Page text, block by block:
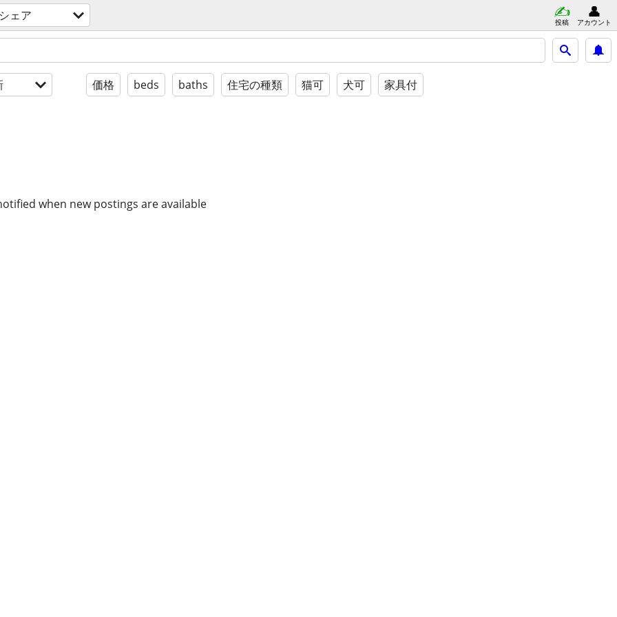
ェア 投稿 アカウント
価格 beds baths 住宅の種類 猫可 犬可 家具付
when new postings are available